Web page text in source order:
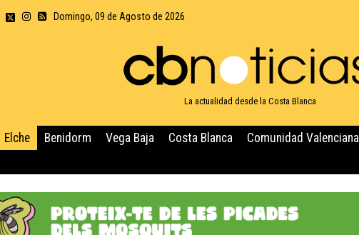
Domingo, 09 de Agosto de 2026
La actualidad desde la Costa Blanca
Elche Benidorm Vega Baja Costa Blanca Comunidad Valenciana